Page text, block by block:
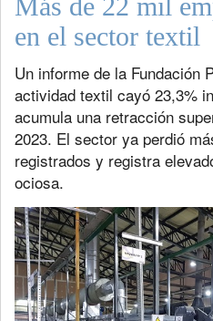
Más de 22 mil
en el sector textil
Un informe de la Fundación
actividad textil cayó 23,3%
acumula una retracción
2023. El sector ya perdió
registrados y registra
ociosa.
Previous